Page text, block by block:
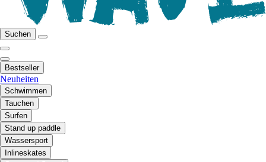
Suchen
Bestseller
Neuheiten
Schwimmen
Tauchen
Surfen
Stand up paddle
Wassersport
Inlineskates